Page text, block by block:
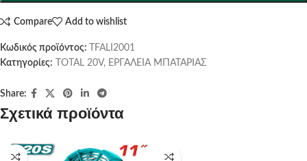
Compare Add to wishlist
Κωδικός προϊόντος:
TFALI2001
Κατηγορίες:
TOTAL 20V, ΕΡΓΑΛΕΙΑ ΜΠΑΤΑΡΙΑΣ
Share:
Σχετικά προϊόντα